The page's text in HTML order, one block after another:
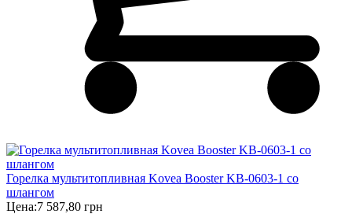
Горелка мультитопливная Kovea Booster KB-0603-1 со
шлангом
Цена:7 587,80 грн